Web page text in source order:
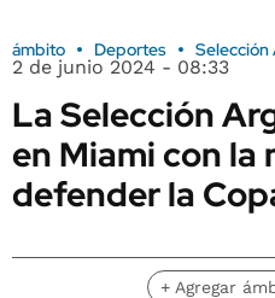
ámbito Deportes Selección
2 de junio 2024 - 08:33
La Selección
en Miami con la
defender la
+ Agregar